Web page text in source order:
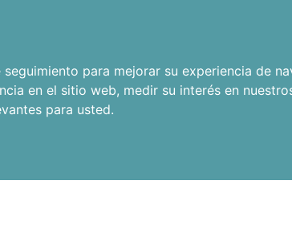
para mejorar su experiencia de
en el sitio web, medir su interés en
para usted.